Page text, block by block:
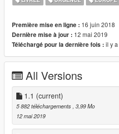
Model touch ups and fixes : James
Templated : James Radley
Rims : Unknown
Woodway Whelen Freedom :
Spec : James Radley)
Skins : Mighty
wher
Swedish Skin: SveaDesign
Première mise en ligne : 16 juin 2018
Dernière mise à jour : 12 mai 2019
Téléchargé pour la dernière fois : il y
All Versions
1.1 (current)
5 882 téléchargements , 3,99 Mo
12 mai 2019